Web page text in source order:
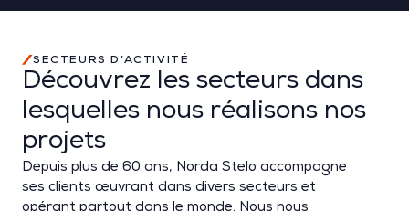
SECTEURS D’ACTIVITÉ
Découvrez les secteurs dans
lesquelles nous réalisons nos
projets
Depuis plus de 60 ans, Norda Stelo accompagne
ses clients œuvrant dans divers secteurs et
opérant partout dans le monde. Nous nous